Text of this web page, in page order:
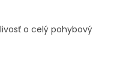
o celý pohybový